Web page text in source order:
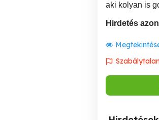
aki kolyan is
Hirdetés